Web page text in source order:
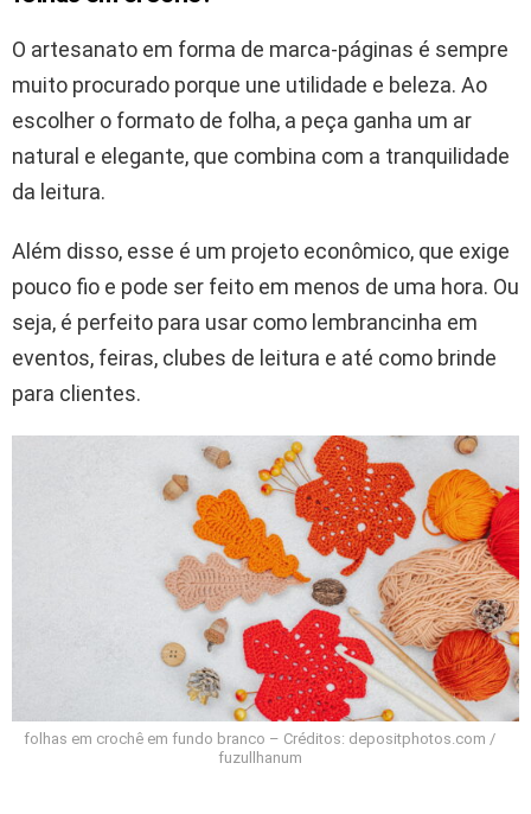
O artesanato em forma de marca-páginas é sempre
muito procurado porque une utilidade e beleza. Ao
escolher o formato de folha, a peça ganha um ar
natural e elegante, que combina com a tranquilidade
da leitura.
Além disso, esse é um projeto econômico, que exige
pouco fio e pode ser feito em menos de uma hora. Ou
seja, é perfeito para usar como lembrancinha em
eventos, feiras, clubes de leitura e até como brinde
para clientes.
folhas em crochê em fundo branco – Créditos: depositphotos.com /
fuzullhanum